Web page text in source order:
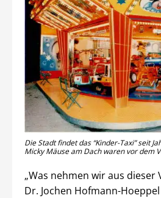
Die Stadt findet das “Kinder-Taxi” seit
Micky Mäuse am Dach waren vor dem
„Was nehmen wir aus
Dr. Jochen Hofmann-